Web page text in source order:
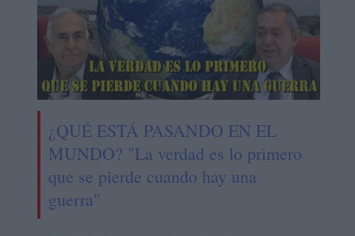
¿QUÉ ESTÁ PASANDO EN EL
MUNDO? "La verdad es lo primero
que se pierde cuando hay una
guerra"